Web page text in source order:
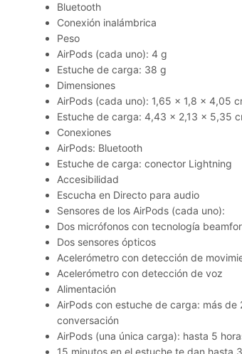
Bluetooth
Conexión inalámbrica
Peso
AirPods (cada uno): 4 g
Estuche de carga: 38 g
Dimensiones
AirPods (cada uno): 1,65 x 1,8 x 4,05
Estuche de carga: 4,43 x 2,13 x 5,35
Conexiones
AirPods: Bluetooth
Estuche de carga: conector Lightning
Accesibilidad
Escucha en Directo para audio
Sensores de los AirPods (cada uno):
Dos micrófonos con tecnología
Dos sensores ópticos
Acelerómetro con detección de
Acelerómetro con detección de voz
Alimentación
AirPods con estuche de carga: más
conversación
AirPods (una única carga): hasta 5
15 minutos en el estuche te dan hasta